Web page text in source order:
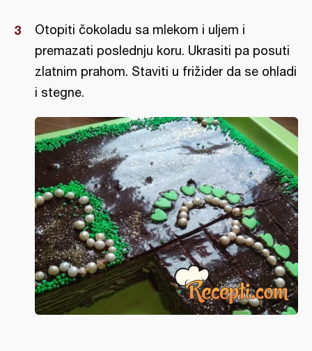
Otopiti čokoladu sa mlekom i uljem i
premazati poslednju koru. Ukrasiti pa posuti
zlatnim prahom. Staviti u frižider da se ohladi
i stegne.